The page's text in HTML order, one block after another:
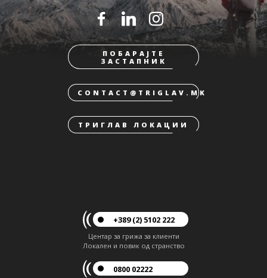
ПОБАРАЈТЕ
ЗАСТАПНИК
CONTACT@TRIGLAV.MK
ТРИГЛАВ ЛОКАЦИИ
+389 (2) 5102 222
Центар за грижа за клиенти
Локален и повик од странство
0800 02222